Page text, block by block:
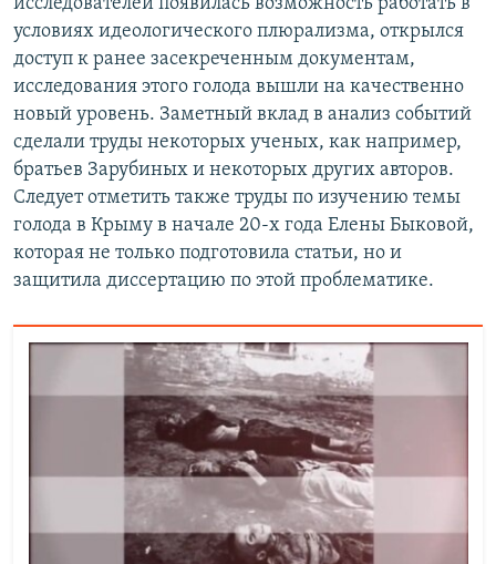
исследователей появилась возможность работать в
условиях идеологического плюрализма, открылся
доступ к ранее засекреченным документам,
исследования этого голода вышли на качественно
новый уровень. Заметный вклад в анализ событий
сделали труды некоторых ученых, как например,
братьев Зарубиных и некоторых других авторов.
Следует отметить также труды по изучению темы
голода в Крыму в начале 20-х года Елены Быковой,
которая не только подготовила статьи, но и
защитила диссертацию по этой проблематике.